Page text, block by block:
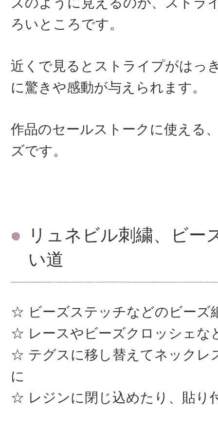
ろいところです。
近くで見るとストライプがはっ
に驚きや感動が与えられます。
作品のセールストークに使える
ズです。
リュネビル刺繍、ビー
い道
ビーズステッチなどのビーズ
レースやビーズクロッシェな
テグスに移し替えてネックレ
に
レジンに閉じ込めたり、貼り